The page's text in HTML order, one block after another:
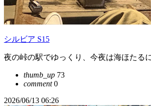
シルビア S15
夜の峠の駅でゆっくり、今夜は海ほたる
thumb_up 73
comment0
2026/06/13 06:26